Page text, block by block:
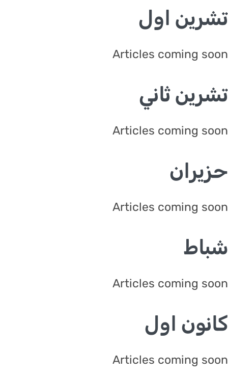
اول
Articles coming
ثاني
Articles coming
Articles coming
Articles coming
اول
Articles coming